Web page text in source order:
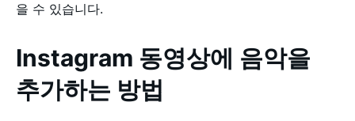
을 수 있습니다.
Instagram 동영상에 음악을
추가하는 방법